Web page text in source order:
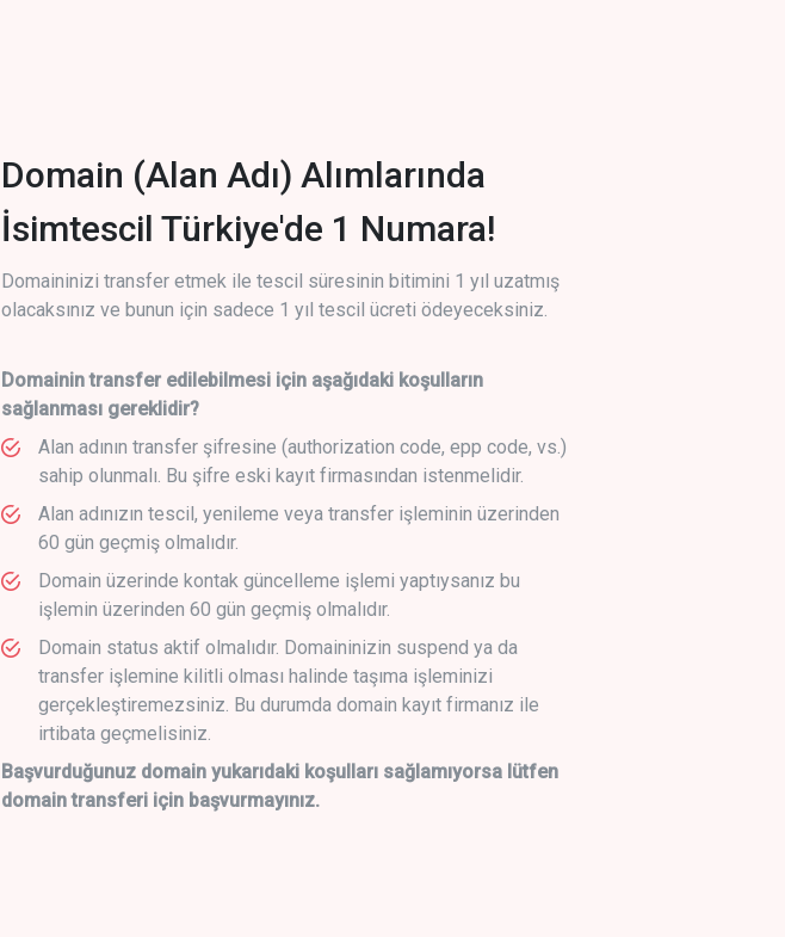
Domain (Alan Adı) Alımlarında
İsimtescil Türkiye'de 1 Numara!
Domaininizi transfer etmek ile tescil süresinin bitimini 1 yıl uzatmış
olacaksınız ve bunun için sadece 1 yıl tescil ücreti ödeyeceksiniz.
Domainin transfer edilebilmesi için aşağıdaki koşulların
sağlanması gereklidir?
Alan adının transfer şifresine (authorization code, epp code, vs.)
sahip olunmalı. Bu şifre eski kayıt firmasından istenmelidir.
Alan adınızın tescil, yenileme veya transfer işleminin üzerinden
60 gün geçmiş olmalıdır.
Domain üzerinde kontak güncelleme işlemi yaptıysanız bu
işlemin üzerinden 60 gün geçmiş olmalıdır.
Domain status aktif olmalıdır. Domaininizin suspend ya da
transfer işlemine kilitli olması halinde taşıma işleminizi
gerçekleştiremezsiniz. Bu durumda domain kayıt firmanız ile
irtibata geçmelisiniz.
Başvurduğunuz domain yukarıdaki koşulları sağlamıyorsa lütfen
domain transferi için başvurmayınız.